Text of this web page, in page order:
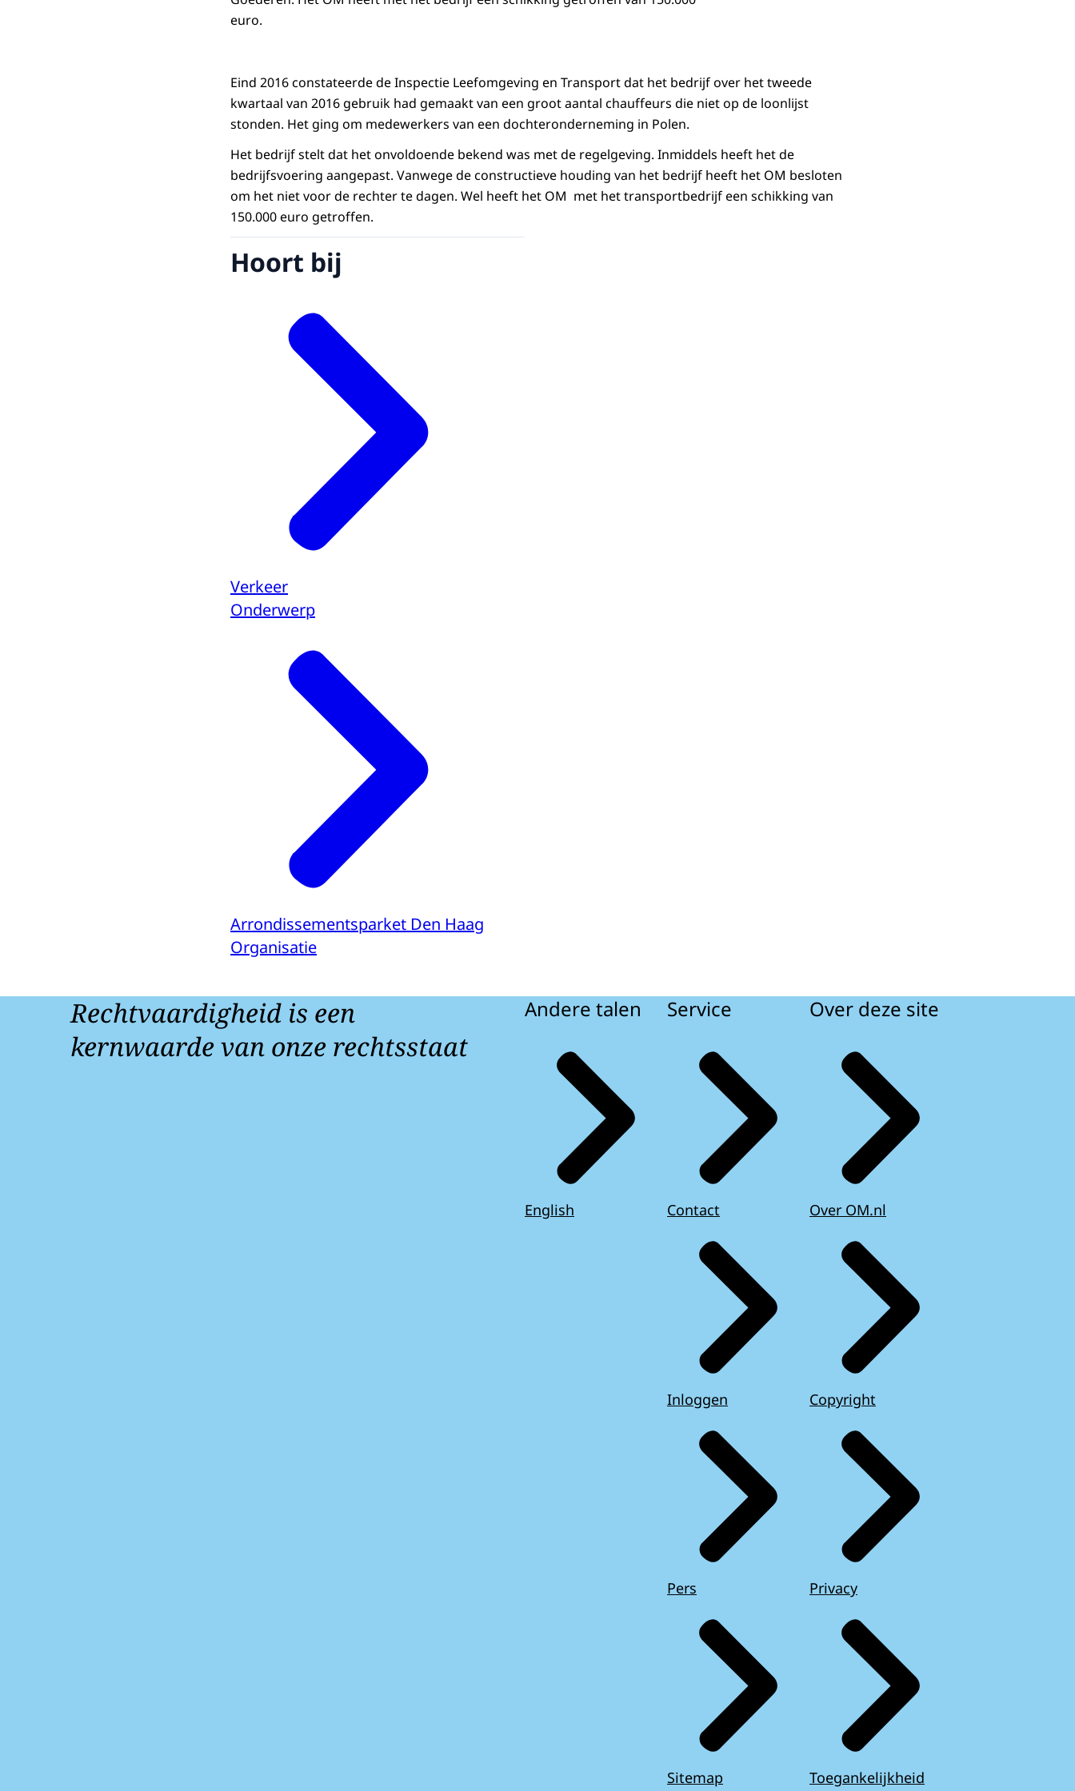
euro.
Eind 2016 constateerde de Inspectie Leefomgeving en Transport dat het bedrijf over het tweede
kwartaal van 2016 gebruik had gemaakt van een groot aantal chauffeurs die niet op de loonlijst
stonden. Het ging om medewerkers van een dochteronderneming in Polen.
Het bedrijf stelt dat het onvoldoende bekend was met de regelgeving. Inmiddels heeft het de
bedrijfsvoering aangepast. Vanwege de constructieve houding van het bedrijf heeft het OM besloten
om het niet voor de rechter te dagen. Wel heeft het OM met het transportbedrijf een schikking van
150.000 euro getroffen.
Hoort bij
Verkeer
Onderwerp
Arrondissementsparket Den Haag
Organisatie
Rechtvaardigheid is een
kernwaarde van onze rechtsstaat
Andere talen
English
Service
Contact
Inloggen
Pers
Sitemap
Over deze site
Over OM.nl
Copyright
Privacy
Toegankelijkheid